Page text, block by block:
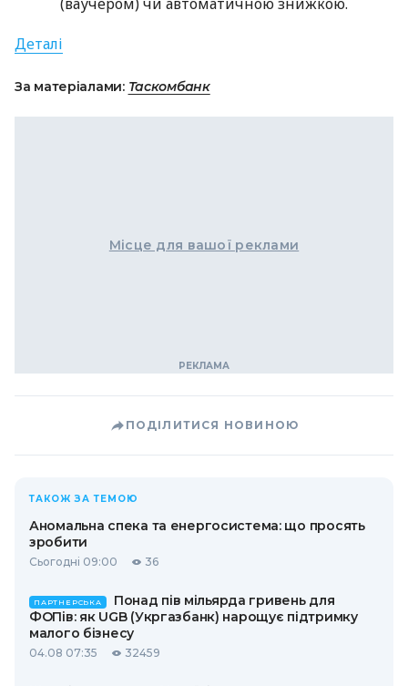
Деталі
За матеріалами: Таскомбанк
Місце для вашої реклами
ПОДІЛИТИСЯ НОВИНОЮ
ТАКОЖ ЗА ТЕМОЮ
Аномальна спека та енергосистема: що просять
зробити
Сьогодні 09:00 36
ПАРТНЕРСЬКА
Понад пів мільярда гривень для
ФОПів: як UGB (Укргазбанк) нарощує підтримку
малого бізнесу
04.08 07:35 32459